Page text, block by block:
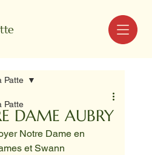
MENU
Patte
Patte
DAME AUBRY
Notre Dame en
et Swann